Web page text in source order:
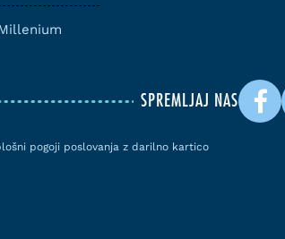
SPREMLJAJ NAS
pogoji poslovanja z darilno kartico